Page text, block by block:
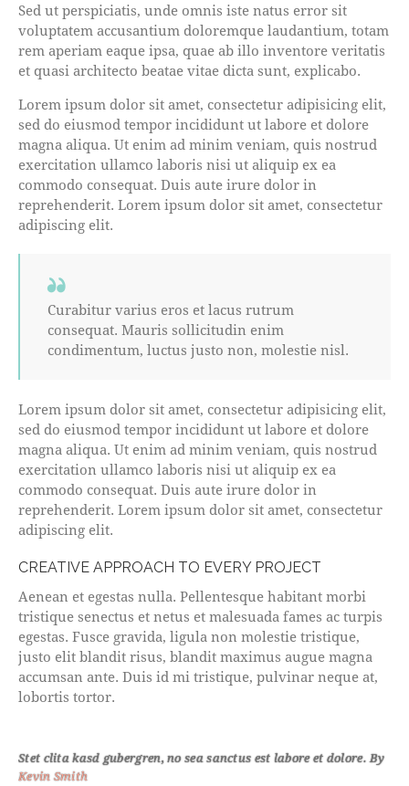
Sed ut perspiciatis, unde omnis iste natus error sit
voluptatem accusantium doloremque laudantium, totam
rem aperiam eaque ipsa, quae ab illo inventore veritatis
et quasi architecto beatae vitae dicta sunt, explicabo.
Lorem ipsum dolor sit amet, consectetur adipisicing elit,
sed do eiusmod tempor incididunt ut labore et dolore
magna aliqua. Ut enim ad minim veniam, quis nostrud
exercitation ullamco laboris nisi ut aliquip ex ea
commodo consequat. Duis aute irure dolor in
reprehenderit. Lorem ipsum dolor sit amet, consectetur
adipiscing elit.
Curabitur varius eros et lacus rutrum
consequat. Mauris sollicitudin enim
condimentum, luctus justo non, molestie nisl.
Lorem ipsum dolor sit amet, consectetur adipisicing elit,
sed do eiusmod tempor incididunt ut labore et dolore
magna aliqua. Ut enim ad minim veniam, quis nostrud
exercitation ullamco laboris nisi ut aliquip ex ea
commodo consequat. Duis aute irure dolor in
reprehenderit. Lorem ipsum dolor sit amet, consectetur
adipiscing elit.
CREATIVE APPROACH TO EVERY PROJECT
Aenean et egestas nulla. Pellentesque habitant morbi
tristique senectus et netus et malesuada fames ac turpis
egestas. Fusce gravida, ligula non molestie tristique,
justo elit blandit risus, blandit maximus augue magna
accumsan ante. Duis id mi tristique, pulvinar neque at,
lobortis tortor.
Stet clita kasd gubergren, no sea sanctus est labore et dolore. By
Kevin Smith